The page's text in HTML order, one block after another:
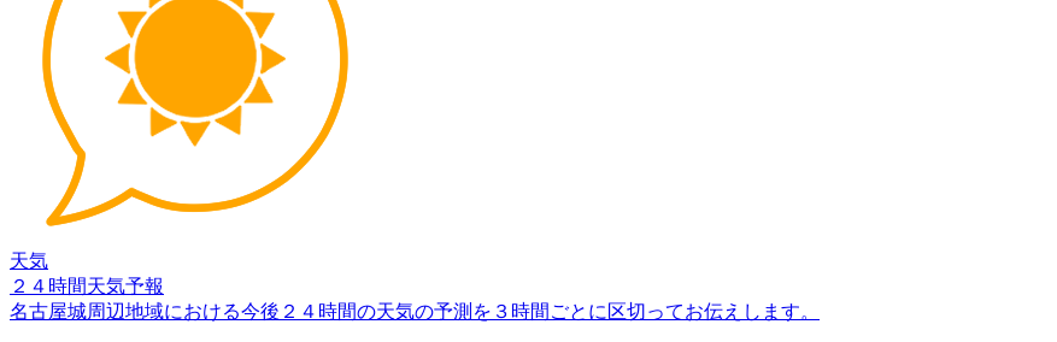
天気
２４時間天気予報
名古屋城周辺地域における今後２４時間の天気の予測を３時間ごとに区切ってお伝えします。